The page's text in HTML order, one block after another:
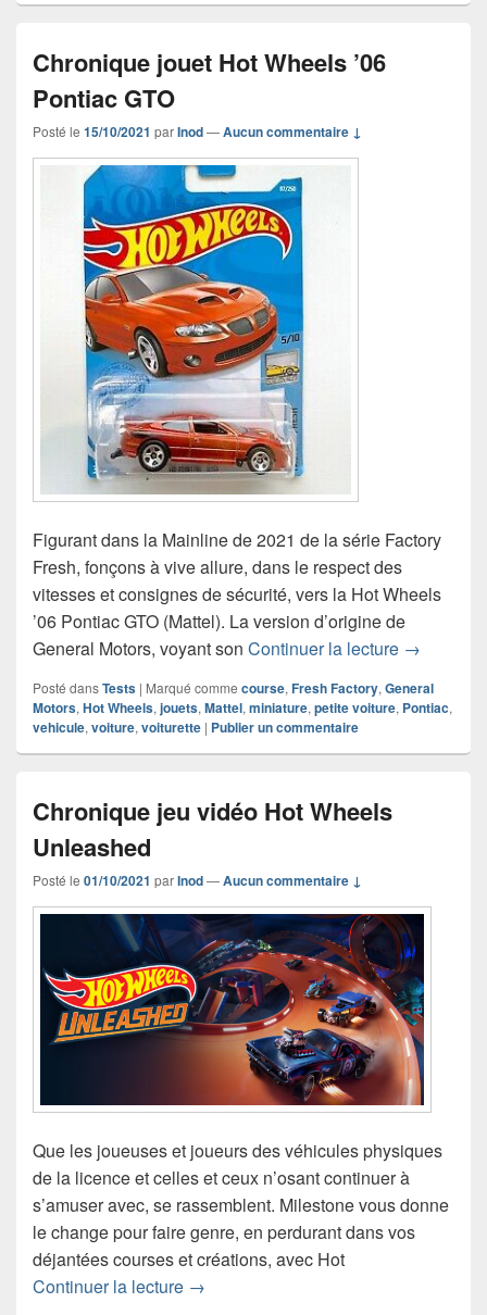
Chronique jouet Hot Wheels ’06
Pontiac GTO
Posté le 15/10/2021 parInod—Aucun commentaire ↓
Figurant dans la Mainline de 2021 de la série Factory
Fresh, fonçons à vive allure, dans le respect des
vitesses et consignes de sécurité, vers la Hot Wheels
’06 Pontiac GTO (Mattel). La version d’origine de
General Motors, voyant son Continuer la lecture →
Posté dansTests | Marqué comme course, Fresh Factory, General
Motors, Hot Wheels, jouets, Mattel, miniature, petite voiture, Pontiac,
vehicule, voiture, voiturette | Publier un commentaire
Chronique jeu vidéo Hot Wheels
Unleashed
Posté le 01/10/2021 parInod—Aucun commentaire ↓
Que les joueuses et joueurs des véhicules physiques
de la licence et celles et ceux n’osant continuer à
s’amuser avec, se rassemblent. Milestone vous donne
le change pour faire genre, en perdurant dans vos
déjantées courses et créations, avec Hot
Continuer la lecture Chronique jeu vidéo Hot Wheels
→